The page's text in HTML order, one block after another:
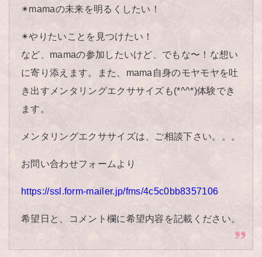
✴︎mamaの未来を明るくしたい！
✴︎やりたいことを見つけたい！
など、mamaの参加したいけど、でもな〜！な想い
に寄り添えます。また、mama自身のモヤモヤを吐
き出すメンタリングエクササイズも(*^^*)体験でき
ます。
メンタリングエクササイズは、ご相談下さい。。。
お問い合わせフォームより
https://ssl.form-mailer.jp/fms/4c5c0bb8357106
希望日と、コメント欄に希望内容を記載ください。